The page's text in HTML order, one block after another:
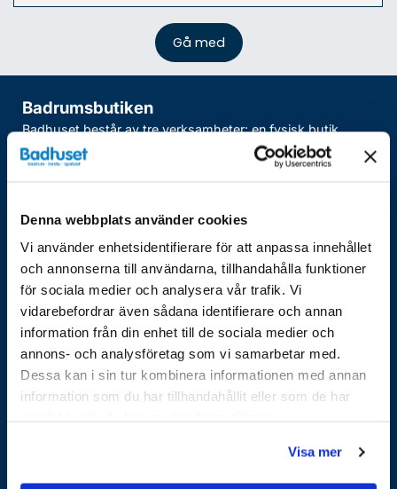
Denna webbplats använder cookies
Vi använder enhetsidentifierare för att anpassa innehållet
och annonserna till användarna, tillhandahålla funktioner
för sociala medier och analysera vår trafik. Vi
vidarebefordrar även sådana identifierare och annan
information från din enhet till de sociala medier och
annons- och analysföretag som vi samarbetar med.
Dessa kan i sin tur kombinera informationen med annan
information som du har tillhandahållit eller som de har
Visa mer
Badrumsbutiken
Badhuset består av tre verksamheter: en fysisk butik,
bygg och en e-handel. Vi har mer än 30 års erfarenhet av
allt som gäller badrum, såväl produkter som renovering
-Om oss
-Företagskunder
-Installation
-Renovering
Genomförda projekt
-Rådgivning och 3D ritning
badrumsrenovering säkrar vi den bästa möjliga